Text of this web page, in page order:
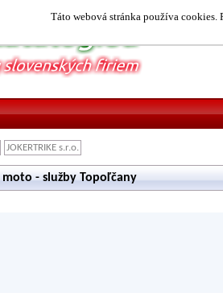
Táto webová stránka používa
JOKERTRIKE s.r.o.
moto - služby Topoľčany